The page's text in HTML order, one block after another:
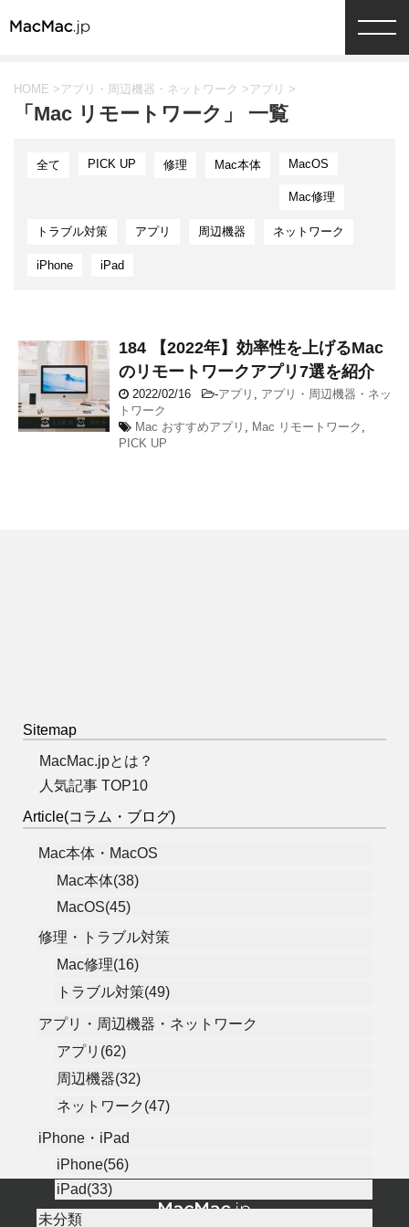
HOME >アプリ・周辺機器・ネットワーク >アプリ >
「Mac リモートワーク」 一覧
全て PICK UP 修理 Mac本体 MacOS
Mac修理
トラブル対策 アプリ 周辺機器 ネットワーク
iPhone iPad
184 【2022年】効率性を上げるMac
のリモートワークアプリ7選を紹介
2022/02/16 -アプリ , アプリ・周辺機器・ネッ
トワーク
Mac おすすめアプリ , Mac リモートワーク ,
PICK UP
Sitemap
MacMac.jpとは？
人気記事 TOP10
Article(コラム・ブログ)
Mac本体・MacOS
Mac本体(38)
MacOS(45)
修理・トラブル対策
Mac修理(16)
トラブル対策(49)
アプリ・周辺機器・ネットワーク
アプリ(62)
周辺機器(32)
ネットワーク(47)
iPhone・iPad
iPhone(56)
iPad(33)
未分類